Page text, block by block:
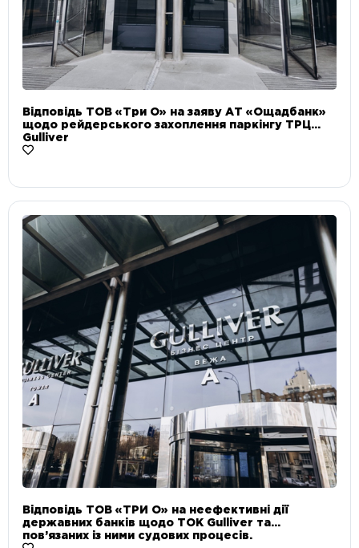
Відповідь ТОВ «Три О» на заяву АТ «Ощадбанк»
щодо рейдерського захоплення паркінгу ТРЦ
Gulliver
Відповідь ТОВ «ТРИ О» на неефективні дії
державних банків щодо ТОК Gulliver та
пов’язаних із ними судових процесів.